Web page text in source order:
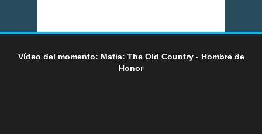
Vídeo del momento: Mafia: The Old Country - Hombre de
Honor